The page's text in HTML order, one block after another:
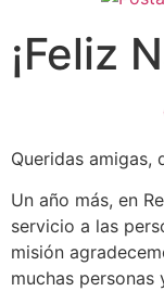
¡Feliz
Queridas amigas,
Un año más, en
servicio a las
misión
muchas personas